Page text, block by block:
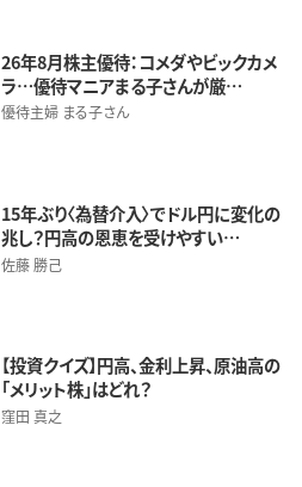
26年8月株主優待：コメダやビックカメ
ラ…優待マニアまる子さんが厳…
優待主婦 まる子さん
15年ぶり〈為替介入〉でドル円に変化の
兆し？円高の恩恵を受けやすい…
佐藤 勝己
【投資クイズ】円高、金利上昇、原油高の
「メリット株」はどれ？
窪田 真之